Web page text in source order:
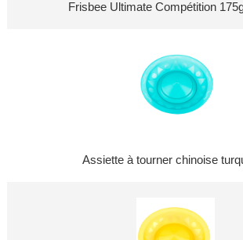
Frisbee Ultimate Compétition
Assiette à tourner chinoise